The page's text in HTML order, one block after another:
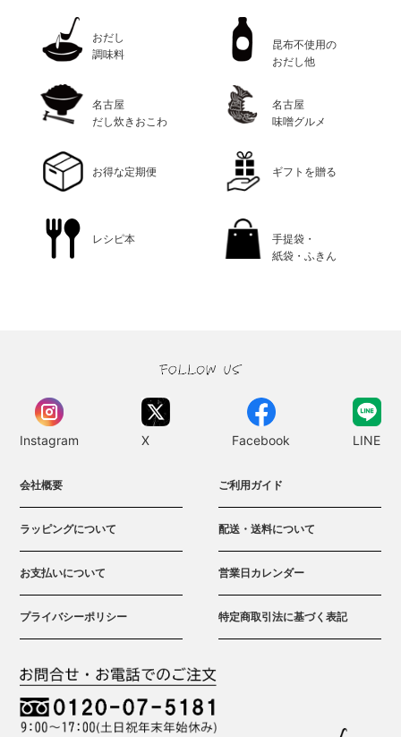
おだし
調味料
昆布不使用の
おだし他
名古屋
だし炊きおこわ
名古屋
味噌グルメ
お得な定期便 ギフトを贈る
レシピ本
手提袋・
紙袋・ふきん
Instagram X Facebook LINE
会社概要 ご利用ガイド
ラッピングについて 配送・送料について
お支払いについて 営業日カレンダー
プライバシーポリシー 特定商取引法に基づく表記